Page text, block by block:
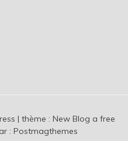
| thème : New Blog a free
: Postmagthemes